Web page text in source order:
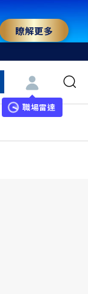
瞭解更多
職場雷達